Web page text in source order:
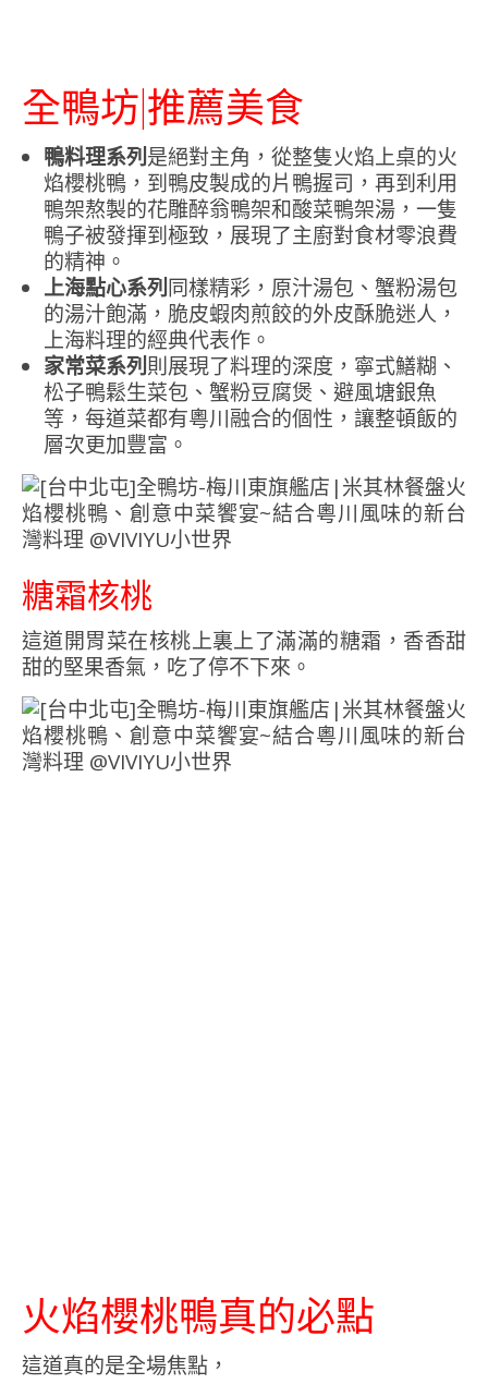
全鴨坊|推薦美食
鴨料理系列是絕對主角，從整隻火焰上桌的火
焰櫻桃鴨，到鴨皮製成的片鴨握司，再到利用
鴨架熬製的花雕醉翁鴨架和酸菜鴨架湯，一隻
鴨子被發揮到極致，展現了主廚對食材零浪費
的精神。
上海點心系列同樣精彩，原汁湯包、蟹粉湯包
的湯汁飽滿，脆皮蝦肉煎餃的外皮酥脆迷人，
上海料理的經典代表作。
家常菜系列則展現了料理的深度，寧式鱔糊、
松子鴨鬆生菜包、蟹粉豆腐煲、避風塘銀魚
等，每道菜都有粵川融合的個性，讓整頓飯的
層次更加豐富。
糖霜核桃
這道開胃菜在核桃上裏上了滿滿的糖霜，香香甜
甜的堅果香氣，吃了停不下來。
火焰櫻桃鴨真的必點
這道真的是全場焦點，